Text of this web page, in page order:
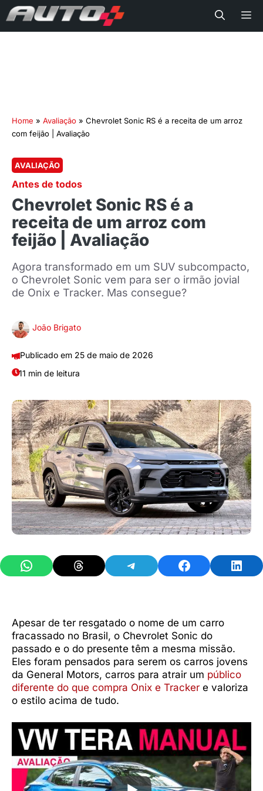
Home » Avaliação » Chevrolet Sonic RS é a receita de um arroz
com feijão | Avaliação
AVALIAÇÃO
Antes de todos
Chevrolet Sonic RS é a
receita de um arroz com
feijão | Avaliação
Agora transformado em um SUV subcompacto,
o Chevrolet Sonic vem para ser o irmão jovial
de Onix e Tracker. Mas consegue?
João Brigato
25 de maio de 2026
11 min de leitura
Share on WhatsAppShare on ThreadsShare on TelegramShare on Facebook
Apesar de ter resgatado o nome de um carro
fracassado no Brasil, o Chevrolet Sonic do
passado e o do presente têm a mesma missão.
Eles foram pensados para serem os carros jovens
da General Motors, carros para atrair um público
diferente do que compra Onix e Tracker e valoriza
o estilo acima de tudo.